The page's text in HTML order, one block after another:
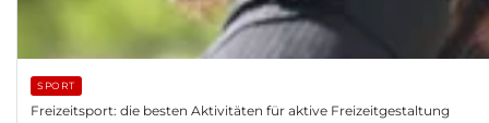
SPORT
Freizeitsport: die besten Aktivitäten für aktive Freizeitgestaltung